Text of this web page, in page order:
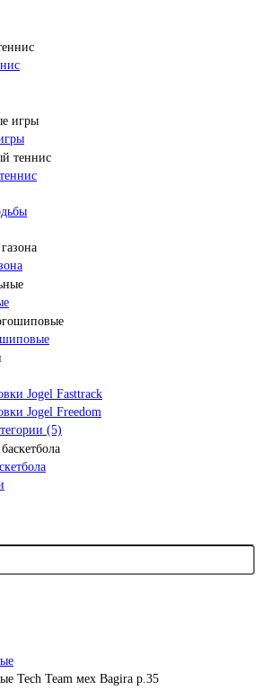
Jogel Fasttrack
Jogel Freedom
(5)
Tech Team мех Bagira р.35